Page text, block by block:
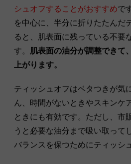
シュオフすることがおすすめで
を中心に、半分に折りたたんだ
ると、肌表面に残っている不要
す。
肌表面の油分が調整できて
上がります。
ティッシュオフはベタつきが気
ん、時間がないときやスキンケ
ときにも有効です。ただし、市
うと必要な油分まで吸い取って
バランスを保つためにティッシ